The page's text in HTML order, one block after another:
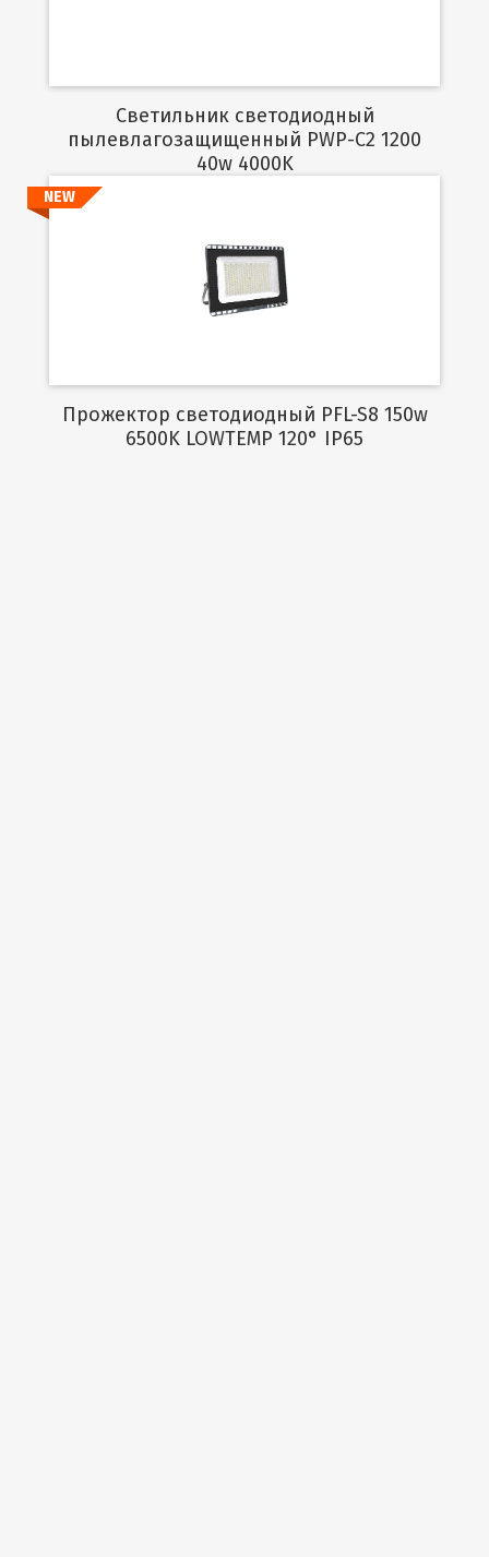
Светильник светодиодный
пылевлагозащищенный PWP-C2 1200
40w 4000K
Подробнее
NEW
Прожектор светодиодный PFL-S8 150w
6500K LOWTEMP 120° IP65